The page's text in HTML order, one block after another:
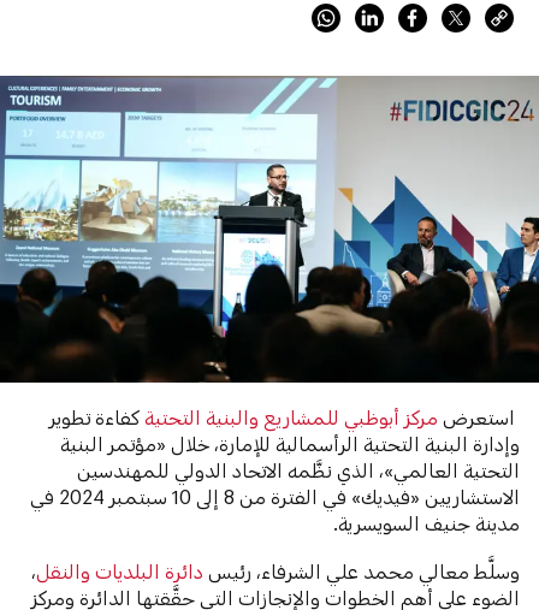
استعرض مركز أبوظبي للمشاريع والبنية التحتيةكفاءة تطوير
وإدارة البنية التحتية الرأسمالية للإمارة، خلال «مؤتمر البنية
التحتية العالمي»، الذي نظَّمه الاتحاد الدولي للمهندسين
الاستشاريين «فيديك» في الفترة من 8 إلى 10 سبتمبر 2024 في
مدينة جنيف السويسرية.
وسلَّط معالي محمد علي الشرفاء، رئيس دائرة البلديات والنقل ،
الضوء على أهم الخطوات والإنجازات التي حقَّقتها الدائرة ومركز